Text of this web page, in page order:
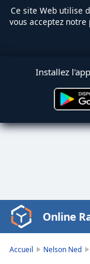
Ce site Web utilise
vous acceptez
Installez
Video
Player
Online
Accueil Nelson Ned